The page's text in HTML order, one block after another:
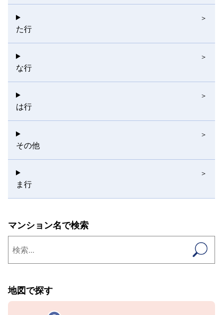
た行
な行
は行
その他
ま行
マンション名で検索
地図で探す